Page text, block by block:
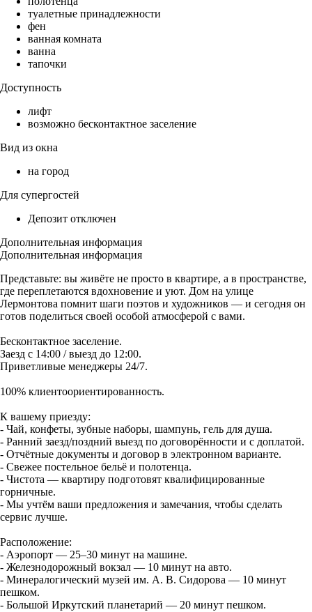
туалетные принадлежности
фен
ванная комната
ванна
тапочки
Доступность
лифт
возможно бесконтактное заселение
Вид из окна
на город
Для супергостей
Депозит отключен
Дополнительная информация
Дополнительная информация
Представьте: вы живёте не просто в квартире, а в пространстве,
где переплетаются вдохновение и уют. Дом на улице
Лермонтова помнит шаги поэтов и художников — и сегодня он
готов поделиться своей особой атмосферой с вами.
Бесконтактное заселение.
Заезд с 14:00 / выезд до 12:00.
Приветливые менеджеры 24/7.
100% клиентоориентированность.
К вашему приезду:
- Чай, конфеты, зубные наборы, шампунь, гель для душа.
- Ранний заезд/поздний выезд по договорённости и с доплатой.
- Отчётные документы и договор в электронном варианте.
- Свежее постельное бельё и полотенца.
- Чистота — квартиру подготовят квалифицированные
горничные.
- Мы учтём ваши предложения и замечания, чтобы сделать
сервис лучше.
Расположение:
- Аэропорт — 25–30 минут на машине.
- Железнодорожный вокзал — 10 минут на авто.
- Минералогический музей им. А. В. Сидорова — 10 минут
пешком.
- Большой Иркутский планетарий — 20 минут пешком.